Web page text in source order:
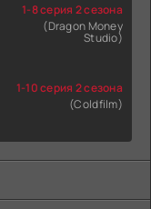
1-8 серия 2 сезона
(Dragon Money
Studio)
1-10 серия 2 сезона
(Coldfilm)